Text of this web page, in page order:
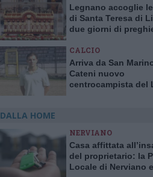
Legnano accoglie
di Santa Teresa di
due giorni di
CALCIO
Arriva da San
Cateni nuovo
centrocampista del
DALLA HOME
NERVIANO
Casa affittata
del proprietario: la
Locale di Nerviano e